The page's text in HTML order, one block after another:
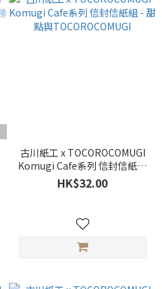
古川紙工 x TOCOROCOMUGI
Komugi Cafe系列 信封信紙組
- 甜點與TOCOROCOMUGI
HK$32.00